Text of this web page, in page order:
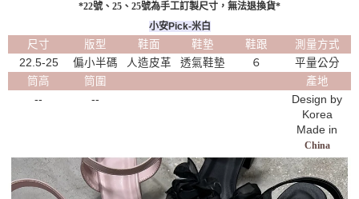
*22號、25、25號為手工訂製尺寸，無法退換貨*
小安Pick-米白
尺寸 版型 鞋面 鞋墊 鞋跟
測量方式
22.5-25
偏小半碼 人造皮革 透氣鞋墊 ６
平量公分
筒高
筒圍
產地
--
--
Design by
Korea
Made in
China